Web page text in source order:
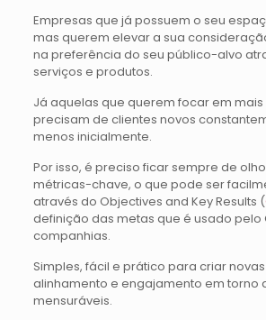
Empresas que já possuem o seu
mas querem elevar a sua
na preferência do seu público-alvo
serviços e produtos.
Já aquelas que querem focar em
precisam de clientes novos
menos inicialmente.
Por isso, é preciso ficar sempre de
métricas-chave, o que pode ser
através do Objectives and Key Results (
definição das metas que é usado pelo
companhias.
Simples, fácil e prático para criar
alinhamento e engajamento em torno
mensuráveis.